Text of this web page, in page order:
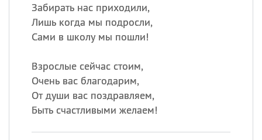
Забирать нас приходили,
Лишь когда мы подросли,
Сами в школу мы пошли!
Взрослые сейчас стоим,
Очень вас благодарим,
От души вас поздравляем,
Быть счастливыми желаем!
Сергей